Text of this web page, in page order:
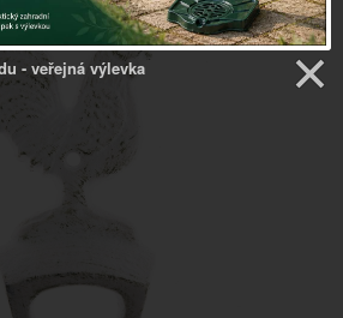
- veřejná výlevka